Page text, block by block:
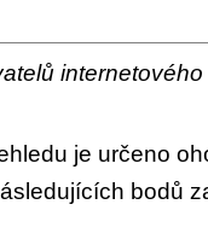
je určeno
bodů